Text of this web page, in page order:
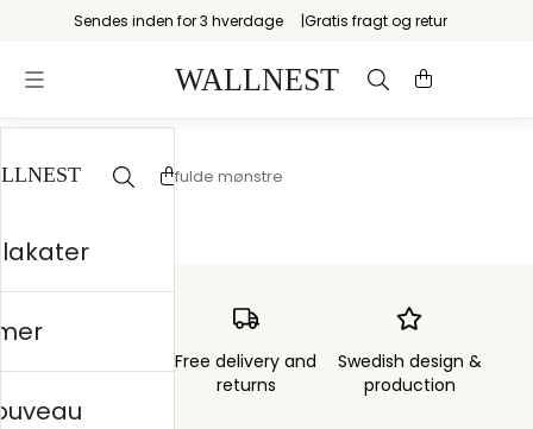
Sendes inden for 3 hverdage Gratis fragt og retur
Startsiden Fantasifulde mønstre
Free delivery and
returns
Swedish design &
production